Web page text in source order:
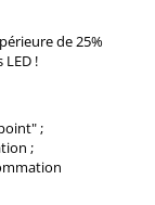
de 25%
!
;
;